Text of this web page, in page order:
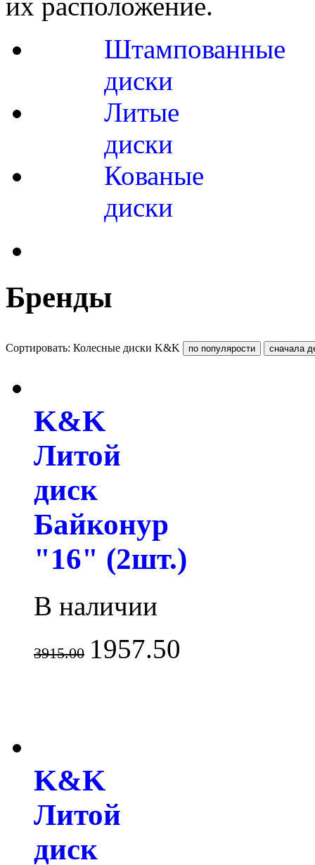
Штампованные
диски
Литые
диски
Кованые
диски
Бренды
Сортировать: Колесные диски K&K
K&K
Литой
диск
Байконур
"16" (2шт.)
В наличии
3915.00 1957.50
K&K
Литой
диск